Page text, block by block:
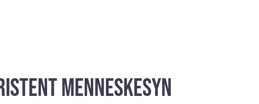
menneskesyn